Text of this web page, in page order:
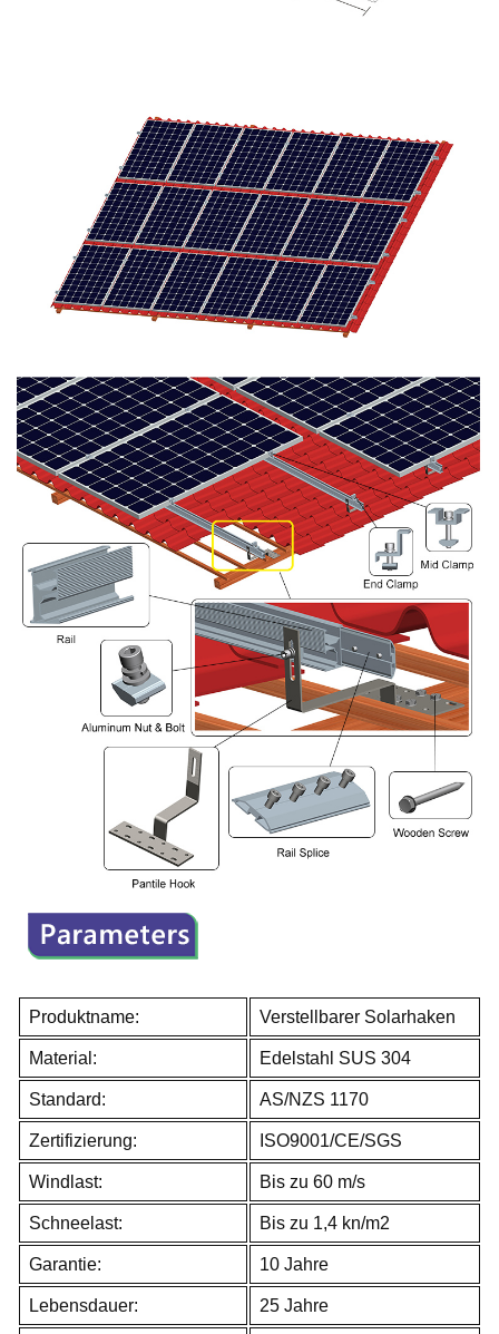
Produktname: Verstellbarer Solarhaken
Material: Edelstahl SUS 304
Standard: AS/NZS 1170
Zertifizierung: ISO9001/CE/SGS
Windlast: Bis zu 60 m/s
Schneelast: Bis zu 1,4 kn/m2
Garantie: 10 Jahre
Lebensdauer: 25 Jahre